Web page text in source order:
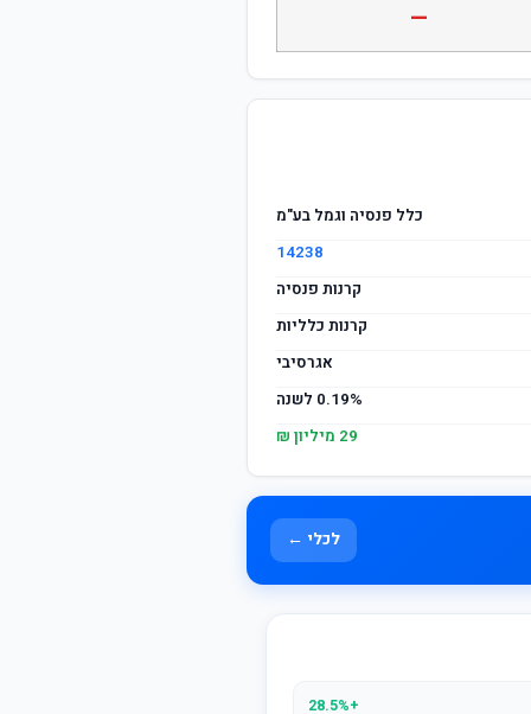
—
כלל פנסיה וגמל בע"מ
14238
קרנות פנסיה
קרנות כלליות
אגרסיבי
0.19% לשנה
29 מיליון ₪
לכלי ←
+28.5%